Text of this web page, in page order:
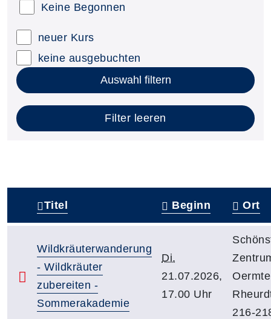
Keine Begonnen
neuer Kurs
keine ausgebuchten
Auswahl filtern
Filter leeren
Titel Beginn Ort
Wildkräuterwanderung
- Wildkräuter
zubereiten -
Sommerakademie
Di.
21.07.2026,
17.00 Uhr
216-